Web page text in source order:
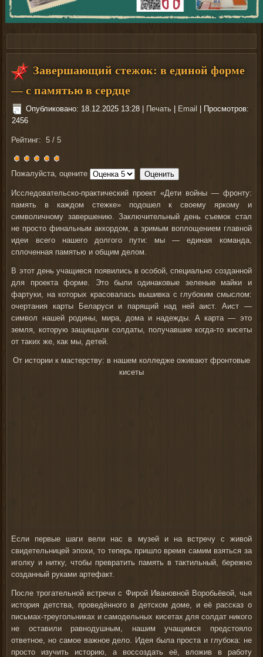
Завершающий стежок: в единой форме
— с памятью в сердце
Опубликовано: 18.12.2025 13:28 Печать Email
| Просмотров:
2456
Рейтинг:5 /5
Пожалуйста, оцените
Исследовательско-практический проект «Дети войны — фронту:
память в каждом стежке» подошел к своему яркому и
символичному завершению. Заключительный день съемок стал
не просто финальным аккордом, а зримым воплощением главной
идеи всего нашего долгого пути: мы — единая команда,
сплоченная памятью и общим делом.
В этот день учащиеся появились в особой, специально созданной
для проекта форме. Это были одинаковые зеленые майки и
фартуки, на которых красовалась вышивка с глубоким смыслом:
очертания карты Беларуси и парящий над ней аист. Аист —
символ нашей родины, мира, дома и надежды. А карта — это
земля, которую защищали солдаты, получавшие когда-то кисеты
от таких же, как мы, детей.
От истории к мастерству: в нашем колледже оживают фронтовые
кисеты
Если первые шаги вели нас в музей и на встречу с живой
свидетельницей эпохи, то теперь пришло время самим взяться за
иголку и нитку, чтобы превратить память в тактильный, бережно
созданный руками артефакт.
После трогательной встречи с Фирой Ивановной Воробьёвой, чья
история детства, проведённого в детском доме, и её рассказ о
письмах-треугольниках и самодельных кисетах для солдат никого
не оставили равнодушным, нашим учащимся предстояло
ответное, но самое важное дело. Идея была проста и глубока: не
просто изучить историю, а воссоздать её, вложив в работу